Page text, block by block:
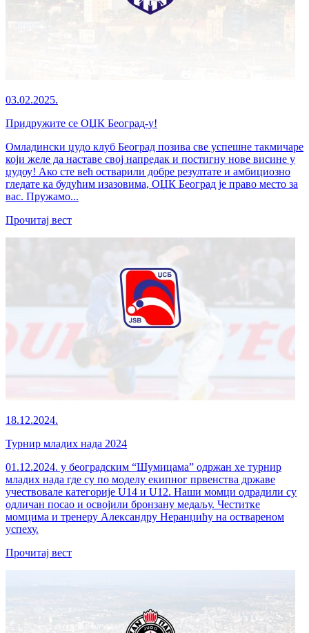
03.02.2025.
Придружите се ОЏК Београд-у!
Омладински џудо клуб Београд позива све успешне такмичаре
који желе да наставе свој напредак и постигну нове висине у
џудоу! Ако сте већ остварили добре резултате и амбициозно
гледате ка будућим изазовима, ОЏК Београд је право место за
вас. Пружамо...
Прочитај вест
18.12.2024.
Турнир младих нада 2024
01.12.2024. у београдским “Шумицама” одржан хе турнир
младих нада где су по моделу екипног првенства државе
учествовале категорије U14 и U12. Наши момци одрадили су
одличан посао и освојили бронзану медаљу. Честитке
момцима и тренеру Александру Неранџићу на оствареном
успеху.
Прочитај вест